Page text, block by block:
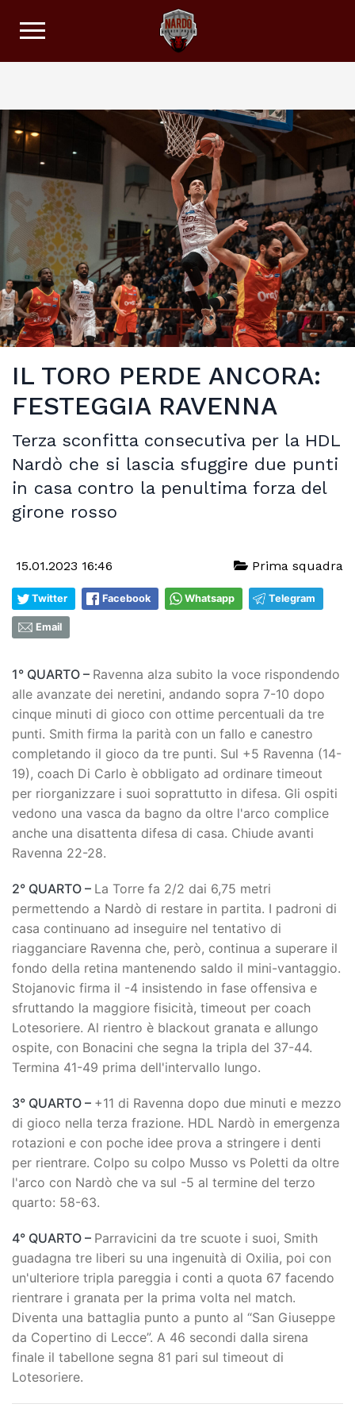
IL TORO PERDE ANCORA:
FESTEGGIA RAVENNA
Terza sconfitta consecutiva per la HDL
Nardò che si lascia sfuggire due punti
in casa contro la penultima forza del
girone rosso
15.01.2023 16:46 Prima squadra
Twitter Facebook Whatsapp Telegram
Email
1° QUARTO – Ravenna alza subito la voce rispondendo
alle avanzate dei neretini, andando sopra 7-10 dopo
cinque minuti di gioco con ottime percentuali da tre
punti. Smith firma la parità con un fallo e canestro
completando il gioco da tre punti. Sul +5 Ravenna (14-
19), coach Di Carlo è obbligato ad ordinare timeout
per riorganizzare i suoi soprattutto in difesa. Gli ospiti
vedono una vasca da bagno da oltre l'arco complice
anche una disattenta difesa di casa. Chiude avanti
Ravenna 22-28.
2° QUARTO – La Torre fa 2/2 dai 6,75 metri
permettendo a Nardò di restare in partita. I padroni di
casa continuano ad inseguire nel tentativo di
riagganciare Ravenna che, però, continua a superare il
fondo della retina mantenendo saldo il mini-vantaggio.
Stojanovic firma il -4 insistendo in fase offensiva e
sfruttando la maggiore fisicità, timeout per coach
Lotesoriere. Al rientro è blackout granata e allungo
ospite, con Bonacini che segna la tripla del 37-44.
Termina 41-49 prima dell'intervallo lungo.
3° QUARTO – +11 di Ravenna dopo due minuti e mezzo
di gioco nella terza frazione. HDL Nardò in emergenza
rotazioni e con poche idee prova a stringere i denti
per rientrare. Colpo su colpo Musso vs Poletti da oltre
l'arco con Nardò che va sul -5 al termine del terzo
quarto: 58-63.
4° QUARTO – Parravicini da tre scuote i suoi, Smith
guadagna tre liberi su una ingenuità di Oxilia, poi con
un'ulteriore tripla pareggia i conti a quota 67 facendo
rientrare i granata per la prima volta nel match.
Diventa una battaglia punto a punto al “San Giuseppe
da Copertino di Lecce”. A 46 secondi dalla sirena
finale il tabellone segna 81 pari sul timeout di
Lotesoriere.